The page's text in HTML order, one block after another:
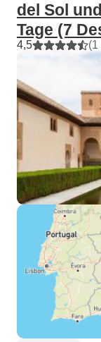
del Sol
Tage (7
4,5 (1